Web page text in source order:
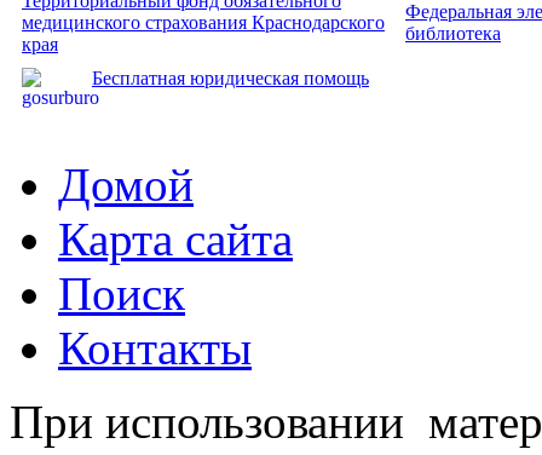
медицинского страхования Краснодарского
края
Федеральная
библиотека
Бесплатная юридическая помощь
Домой
Карта сайта
Поиск
Контакты
При использовании